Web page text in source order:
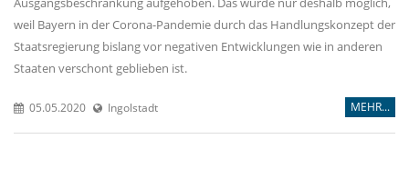
weil Bayern in der Corona-Pandemie durch das Handlungskonzept der
Staatsregierung bislang vor negativen Entwicklungen wie in anderen
Staaten verschont geblieben ist.
05.05.2020 Ingolstadt MEHR...